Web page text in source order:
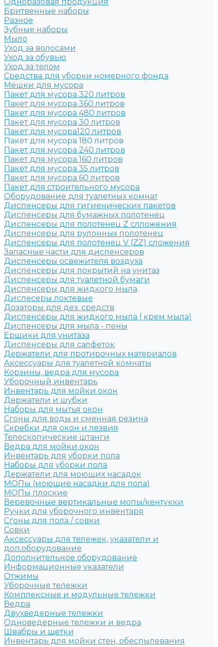
Бритвенные наборы
Разное
Зубные наборы
Мыло
Уход за волосами
Уход за обувью
Уход за телом
Средства для уборки номерного фонда
Мешки для мусора
Пакет для мусора 320 литров
Пакет для мусора 360 литров
Пакет для мусора 480 литров
Пакет для мусора 30 литров
Пакет для мусора120 литров
Пакет для мусора 180 литров
Пакет для мусора 240 литров
Пакет для мусора 160 литров
Пакет для мусора 35 литров
Пакет для мусора 60 литров
Пакет для строительного мусора
Оборудование для туалетных комнат
Диспенсеры для гигиенических пакетов
Диспенсеры для бумажных полотенец
Диспенсеры для полотенец Z слложения
Диспенсеры для рулонных полотенец
Диспенсеры для полотенец V (ZZ) сложения
Запасные части для диспенсеров
Диспенсеры освежителя воздуха
Диспенсеры для покрытий на унитаз
Диспенсеры для туалетной бумаги
Диспенсеры для жидкого мыла
Диспесеры локтевые
Дозаторы для дез. средств
Диспенсеры для жидкого мыла ( крем мыла)
Диспенсеры для мыла - пены
Ершики для унитаза
Диспенсеры для салфеток
Держатели для протирочных материалов
Аксессуары для туалетной комнаты
Корзины, ведра для мусора
Уборочный инвентарь
Инвентарь для мойки окон
Держатели и шубки
Наборы для мытья окон
Сгоны для воды и сменная резина
Скребки для окон и лезвия
Телескопические штанги
Ведра для мойки окон
Инвентарь для уборки пола
Наборы для уборки пола
Держатели для моющих насадок
МОПы (моющие насадки для пола)
МОПы плоские
Веревочные вертикальные мопы/кентукки
Ручки для уборочного инвентаря
Сгоны для пола / совки
Совки
Аксессуары для тележек, указатели и
доп.оборудование
Дополнительное оборудование
Информационные указатели
Отжимы
Уборочные тележки
Комплексные и модульные тележки
Ведра
Двухведерные тележки
Одноведерные тележки и ведра
Швабры и щетки
Инвентарь для мойки стен, обеспылевания